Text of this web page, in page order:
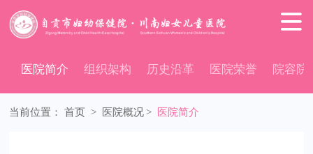

医院简介 组织架构 历史沿革 医院荣誉 院容院
当前位置： 首页 > 医院概况 > 医院简介